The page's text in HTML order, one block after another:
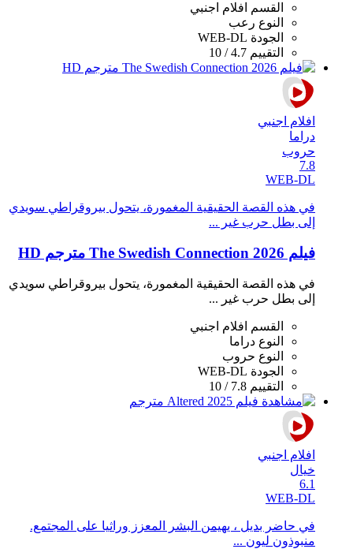
القسم
افلام اجنبي
النوع رعب
الجودة WEB-DL
التقييم 4.7 / 10
افلام اجنبي
دراما
حروب
7.8
WEB-DL
في هذه القصة الحقيقية المغمورة، يتحول بيروقراطي سويدي
إلى بطل حرب غير ...
فيلم The Swedish Connection 2026 مترجم HD
في هذه القصة الحقيقية المغمورة، يتحول بيروقراطي سويدي
إلى بطل حرب غير ...
القسم افلام اجنبي
النوع دراما
النوع حروب
الجودة WEB-DL
التقييم 7.8 / 10
افلام اجنبي
خيال
6.1
WEB-DL
في حاضر بديل ، يهيمن البشر المعزز وراثيا على المجتمع.
منبوذون ليون ...